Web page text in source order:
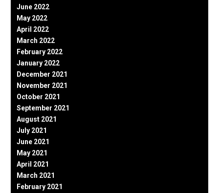
June 2022
May 2022
April 2022
March 2022
February 2022
January 2022
December 2021
November 2021
October 2021
September 2021
August 2021
July 2021
June 2021
May 2021
April 2021
March 2021
February 2021